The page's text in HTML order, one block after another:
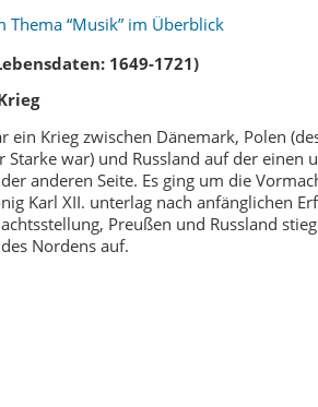
“Musik” im Überblick
1649-1721)
ein Krieg zwischen Dänemark, Polen
Starke war) und Russland auf der einen
anderen Seite. Es ging um die
Karl XII. unterlag nach anfänglichen
Preußen und Russland
Nordens auf.